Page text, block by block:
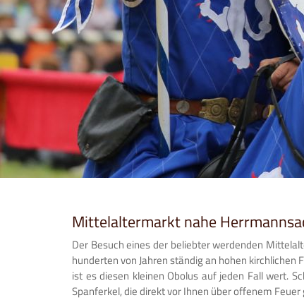
Mittelaltermarkt nahe
Der Besuch eines der beliebter werdenden
hunderten von Jahren ständig an hohen
ist es diesen kleinen Obolus auf jeden Fall wert.
Spanferkel, die direkt vor Ihnen über offenem